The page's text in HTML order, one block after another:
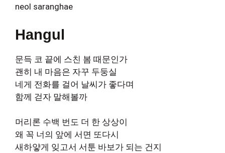
neol saranghae
Hangul
문득 코 끝에 스친 봄 때문인가
괜히 내 마음은 자꾸 두둥실
네게 전화를 걸어 날씨가 좋다며
함께 걷자 말해볼까
머리론 수백 번도 더 한 상상이
왜 꼭 너의 앞에 서면 또다시
새하얗게 잊고서 서툰 바보가 되는 건지